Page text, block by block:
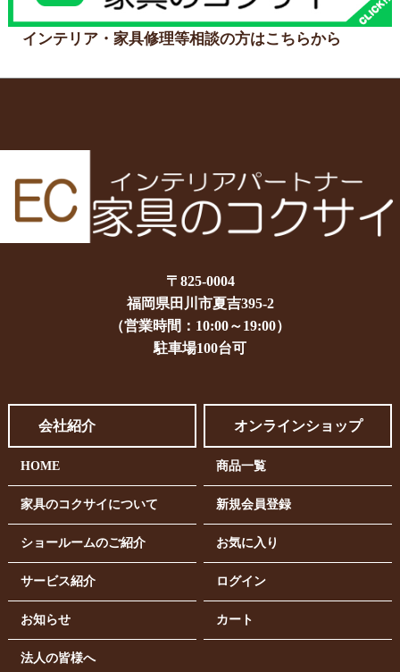
インテリア・家具修理等相談の方はこちらから
〒825-0004
福岡県田川市夏吉395-2
（営業時間：10:00～19:00）
駐車場100台可
会社紹介
HOME
家具のコクサイについて
ショールームのご紹介
サービス紹介
お知らせ
法人の皆様へ
オンラインショップ
商品一覧
新規会員登録
お気に入り
ログイン
カート